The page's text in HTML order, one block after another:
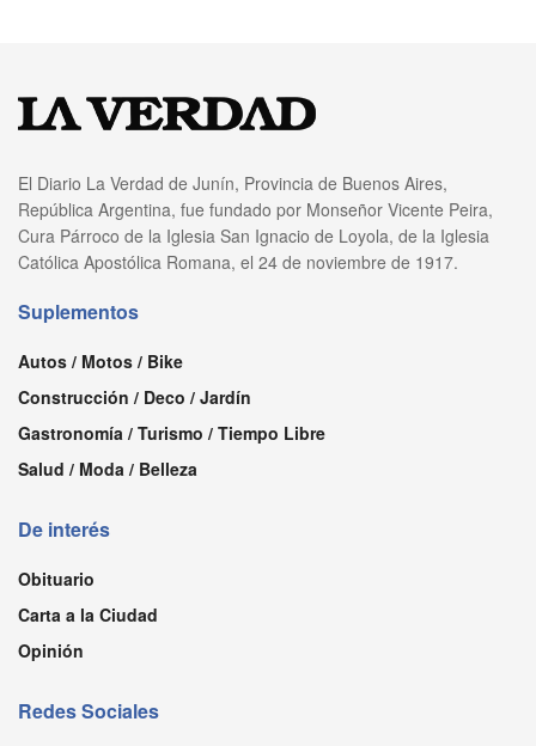
El Diario La Verdad de Junín, Provincia de Buenos Aires,
República Argentina, fue fundado por Monseñor Vicente Peira,
Cura Párroco de la Iglesia San Ignacio de Loyola, de la Iglesia
Católica Apostólica Romana, el 24 de noviembre de 1917.
Suplementos
Autos / Motos / Bike
Construcción / Deco / Jardín
Gastronomía / Turismo / Tiempo Libre
Salud / Moda / Belleza
De interés
Obituario
Carta a la Ciudad
Opinión
Redes Sociales